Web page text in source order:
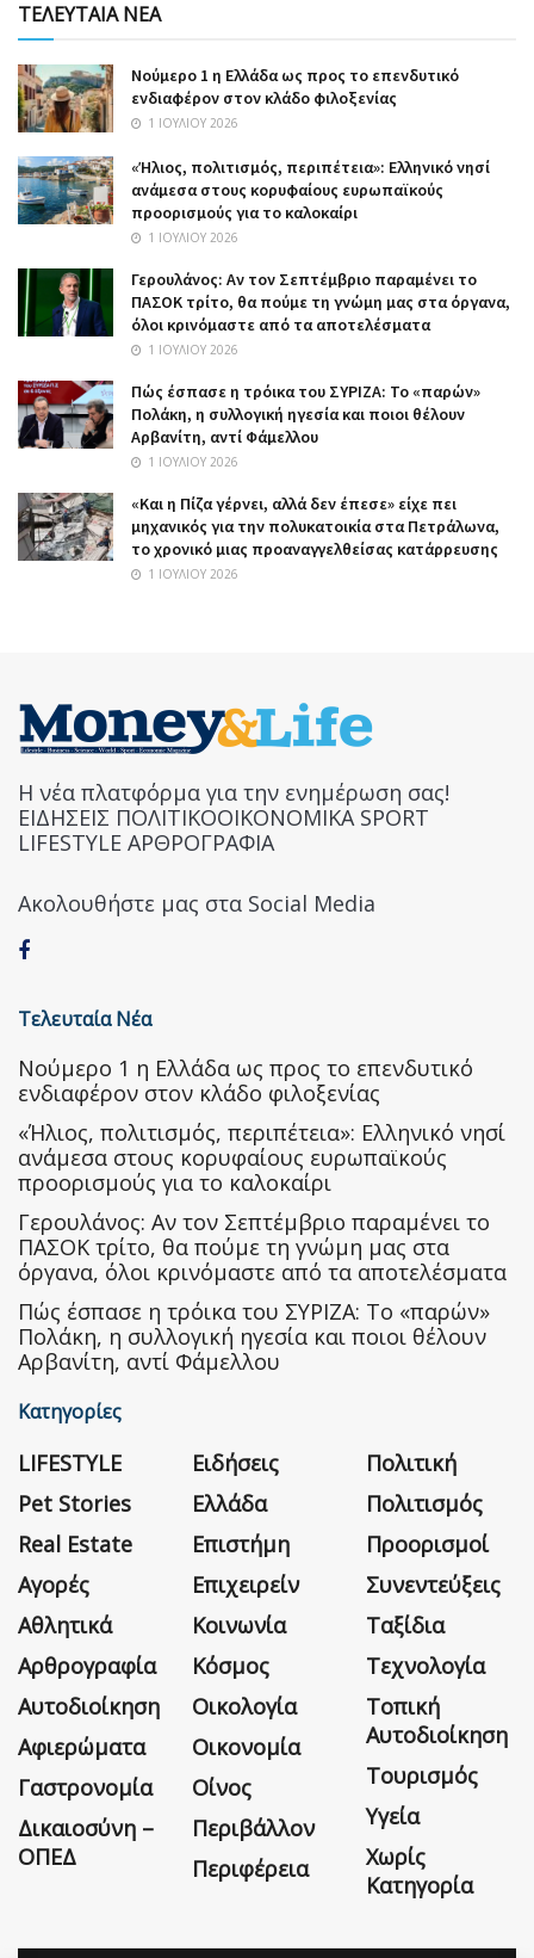
ΤΕΛΕΥΤΑΙΑ ΝΕΑ
Nούμερο 1 η Ελλάδα ως προς το επενδυτικό
ενδιαφέρον στον κλάδο φιλοξενίας
1 ΙΟΥΛΊΟΥ 2026
«Ήλιος, πολιτισμός, περιπέτεια»: Ελληνικό νησί
ανάμεσα στους κορυφαίους ευρωπαϊκούς
προορισμούς για το καλοκαίρι
1 ΙΟΥΛΊΟΥ 2026
Γερουλάνος: Αν τον Σεπτέμβριο παραμένει το
ΠΑΣΟΚ τρίτο, θα πούμε τη γνώμη μας στα όργανα,
όλοι κρινόμαστε από τα αποτελέσματα
1 ΙΟΥΛΊΟΥ 2026
Πώς έσπασε η τρόικα του ΣΥΡΙΖΑ: Το «παρών»
Πολάκη, η συλλογική ηγεσία και ποιοι θέλουν
Αρβανίτη, αντί Φάμελλου
1 ΙΟΥΛΊΟΥ 2026
«Και η Πίζα γέρνει, αλλά δεν έπεσε» είχε πει
μηχανικός για την πολυκατοικία στα Πετράλωνα,
το χρονικό μιας προαναγγελθείσας κατάρρευσης
1 ΙΟΥΛΊΟΥ 2026
Η νέα πλατφόρμα για την ενημέρωση σας!
ΕΙΔΗΣΕΙΣ ΠΟΛΙΤΙΚΟΟΙΚΟΝΟΜΙΚΑ SPORT
LIFESTYLE ΑΡΘΡΟΓΡΑΦΙΑ
Ακολουθήστε μας στα Social Media
Τελευταία Νέα
Nούμερο 1 η Ελλάδα ως προς το επενδυτικό
ενδιαφέρον στον κλάδο φιλοξενίας
«Ήλιος, πολιτισμός, περιπέτεια»: Ελληνικό νησί
ανάμεσα στους κορυφαίους ευρωπαϊκούς
προορισμούς για το καλοκαίρι
Γερουλάνος: Αν τον Σεπτέμβριο παραμένει το
ΠΑΣΟΚ τρίτο, θα πούμε τη γνώμη μας στα
όργανα, όλοι κρινόμαστε από τα αποτελέσματα
Πώς έσπασε η τρόικα του ΣΥΡΙΖΑ: Το «παρών»
Πολάκη, η συλλογική ηγεσία και ποιοι θέλουν
Αρβανίτη, αντί Φάμελλου
Κατηγορίες
LIFESTYLE
Pet Stories
Real Estate
Αγορές
Αθλητικά
Αρθρογραφία
Αυτοδιοίκηση
Αφιερώματα
Γαστρονομία
Δικαιοσύνη –
ΟΠΕΔ
Ειδήσεις
Ελλάδα
Επιστήμη
Επιχειρείν
Κοινωνία
Κόσμος
Οικολογία
Οικονομία
Οίνος
Περιβάλλον
Περιφέρεια
Πολιτική
Πολιτισμός
Προορισμοί
Συνεντεύξεις
Ταξίδια
Τεχνολογία
Τοπική
Αυτοδιοίκηση
Τουρισμός
Υγεία
Χωρίς
Κατηγορία